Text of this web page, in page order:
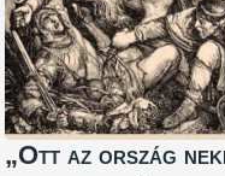
„Ott az ország